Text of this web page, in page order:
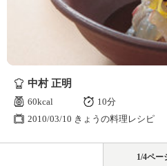
中村 正明
60kcal
10分
2010/03/10 きょうの料理レシピ
1/4ペー